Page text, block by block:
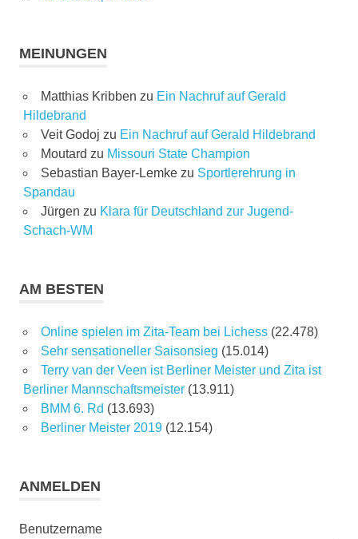
MEINUNGEN
Matthias Kribben zu Ein Nachruf auf Gerald
Hildebrand
Veit Godoj zu Ein Nachruf auf Gerald Hildebrand
Moutard zu Missouri State Champion
Sebastian Bayer-Lemkezu Sportlerehrung in
Spandau
Jürgen zu Klara für Deutschland zur Jugend-
Schach-WM
AM BESTEN
Online spielen im Zita-Team bei Lichess (22.478)
Sehr sensationeller Saisonsieg (15.014)
Terry van der Veen ist Berliner Meister und Zita ist
Berliner Mannschaftsmeister (13.911)
BMM 6. Rd (13.693)
Berliner Meister 2019 (12.154)
ANMELDEN
Benutzername